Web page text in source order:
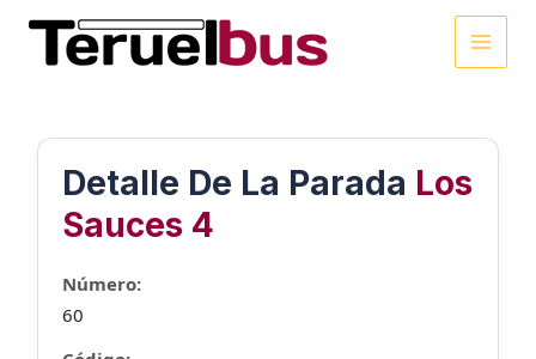
contenido
Detalle De La Parada Los
Sauces 4
Número:
60